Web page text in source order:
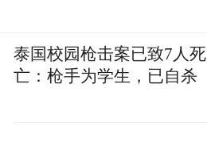
泰国校园枪击案已致7人死
亡：枪手为学生，已自杀